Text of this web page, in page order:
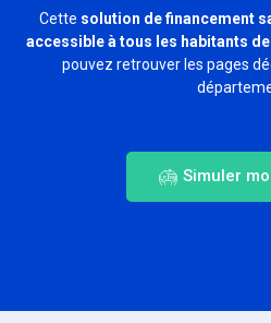
Cette solution de financement
accessible à tous les habitants
pouvez retrouver les pages
Simuler